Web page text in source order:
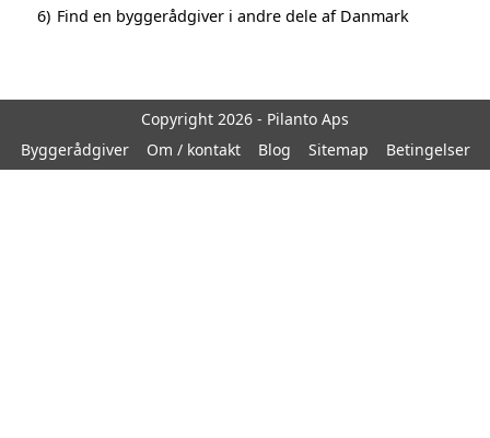
6) Find en byggerådgiver i andre dele af Danmark
Copyright 2026 - Pilanto Aps
Byggerådgiver
Om / kontakt Blog Sitemap Betingelser